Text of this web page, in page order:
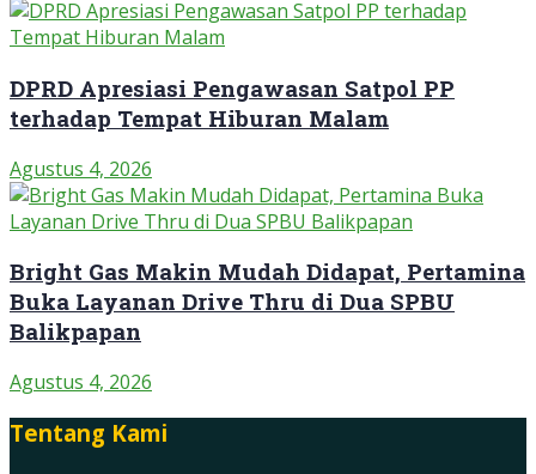
DPRD Apresiasi Pengawasan Satpol PP
terhadap Tempat Hiburan Malam
Agustus 4, 2026
Bright Gas Makin Mudah Didapat, Pertamina
Buka Layanan Drive Thru di Dua SPBU
Balikpapan
Agustus 4, 2026
Tentang Kami